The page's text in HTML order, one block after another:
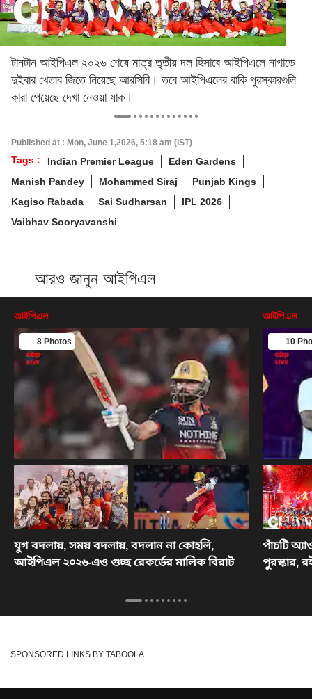
টানটান আইপিএল ২০২৬ শেষে মাত্র তৃতীয় দল হিসাবে আইপিএলে নাগাড়ে
দুইবার খেতাব জিতে নিয়েছে আরসিবি। তবে আইপিএলের বাকি পুরস্কারগুলি
কারা পেয়েছে দেখা নেওয়া যাক।
Published at : Mon, June 1,2026, 5:18 am (IST)
Tags : Indian Premier League
Eden Gardens
Manish Pandey
Mohammed Siraj
Punjab Kings
Kagiso Rabada
Sai Sudharsan
IPL 2026
Vaibhav Sooryavanshi
আরও জানুন আইপিএল
আইপিএল
8 Photos
যুগ বদলায়, সময় বদলায়, বদলান না কোহলি,
আইপিএল ২০২৬-এও গুচ্ছ রেকর্ডের মালিক বিরাট
আইপিএল
10
পাঁচটি
পুরস্কার,
SPONSORED LINKS BY TABOOLA